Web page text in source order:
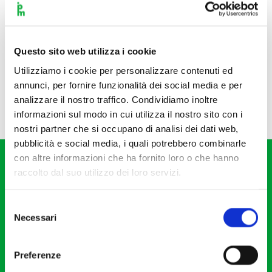
Questo sito web utilizza i cookie
Utilizziamo i cookie per personalizzare contenuti ed
annunci, per fornire funzionalità dei social media e per
analizzare il nostro traffico. Condividiamo inoltre
informazioni sul modo in cui utilizza il nostro sito con i
nostri partner che si occupano di analisi dei dati web,
pubblicità e social media, i quali potrebbero combinarle
con altre informazioni che ha fornito loro o che hanno
raccolto dal suo utilizzo dei loro servizi.
delNecessari
Preferenze
20121 Milano